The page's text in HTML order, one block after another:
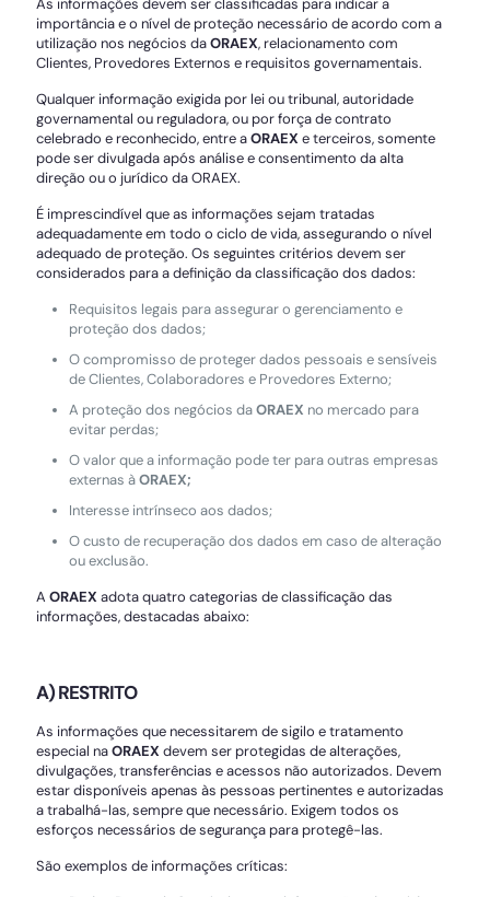
As informações devem ser classificadas para indicar a
importância e o nível de proteção necessário de acordo com a
utilização nos negócios daORAEX, relacionamento com
Clientes, Provedores Externos e requisitos governamentais.
Qualquer informação exigida por lei ou tribunal, autoridade
governamental ou reguladora, ou por força de contrato
celebrado e reconhecido, entre aORAEX e terceiros, somente
pode ser divulgada após análise e consentimento da alta
direção ou o jurídico da ORAEX.
É imprescindível que as informações sejam tratadas
adequadamente em todo o ciclo de vida, assegurando o nível
adequado de proteção. Os seguintes critérios devem ser
considerados para a definição da classificação dos dados:
Requisitos legais para assegurar o gerenciamento e
proteção dos dados;
O compromisso de proteger dados pessoais e sensíveis
de Clientes, Colaboradores e Provedores Externo;
A proteção dos negócios daORAEX no mercado para
evitar perdas;
O valor que a informação pode ter para outras empresas
externas àORAEX;
Interesse intrínseco aos dados;
O custo de recuperação dos dados em caso de alteração
ou exclusão.
A ORAEX adota quatro categorias de classificação das
informações, destacadas abaixo:
A) RESTRITO
As informações que necessitarem de sigilo e tratamento
especial naORAEX devem ser protegidas de alterações,
divulgações, transferências e acessos não autorizados. Devem
estar disponíveis apenas às pessoas pertinentes e autorizadas
a trabalhá-las, sempre que necessário. Exigem todos os
esforços necessários de segurança para protegê-las.
São exemplos de informações críticas: